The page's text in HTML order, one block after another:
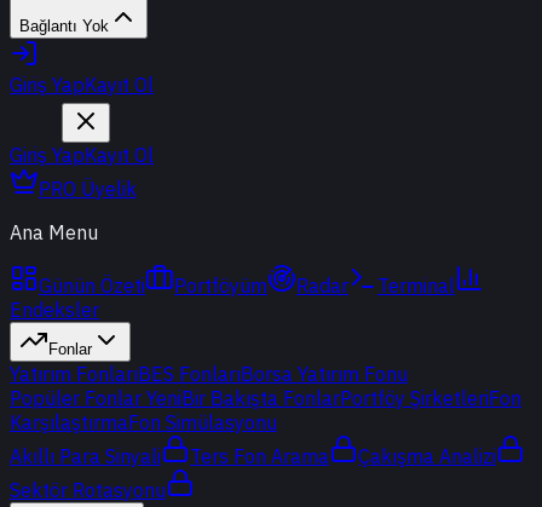
Bağlantı Yok
Giriş YapKayıt Ol
Giriş YapKayıt Ol
PRO Üyelik
Ana Menu
Günün Özeti Portföyüm Radar
Terminal
Endeksler
Fonlar
Yatırım FonlarıBES FonlarıBorsa Yatırım Fonu
Popüler Fonlar YeniBir Bakışta FonlarPortföy ŞirketleriFon
KarşılaştırmaFon Simülasyonu
Akıllı Para Sinyali
Ters Fon Arama
Çakışma Analizi
Sektör Rotasyonu